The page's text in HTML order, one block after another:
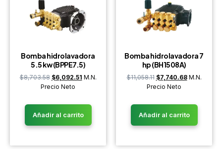
Bomba hidrolavadora
5.5 kw (BPPE7.5)
$8,703.58 $6,092.51 M.N.
Precio Neto
Añadir al carrito
Bomba hidrolavadora 7
hp (BH1508A)
$11,058.11 $7,740.68 M.N.
Precio Neto
Añadir al carrito